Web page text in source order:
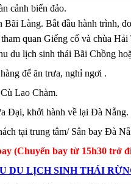
cảnh biển đảo.
Bãi Làng. Bắt đầu hành trình,
quan Giếng cổ và chùa
du lịch sinh thái Bãi Chồng
để ăn trưa, nghỉ ngơi .
Lao Chàm.
Đại, khởi hành về lại Đà Nẵng.
tại trung tâm/ Sân bay Đà
(Chuyến bay từ 15h30 trở
DU LỊCH SINH THÁI